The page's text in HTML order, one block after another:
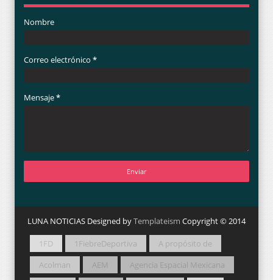
Nombre
Correo electrónico *
Mensaje*
LUNA NOTICIAS Designed byTemplateism Copyright © 2014
1FD 1FiebreDeportiva
A propósito de
Acolman
AEM
Agencia Espacial Mexicana